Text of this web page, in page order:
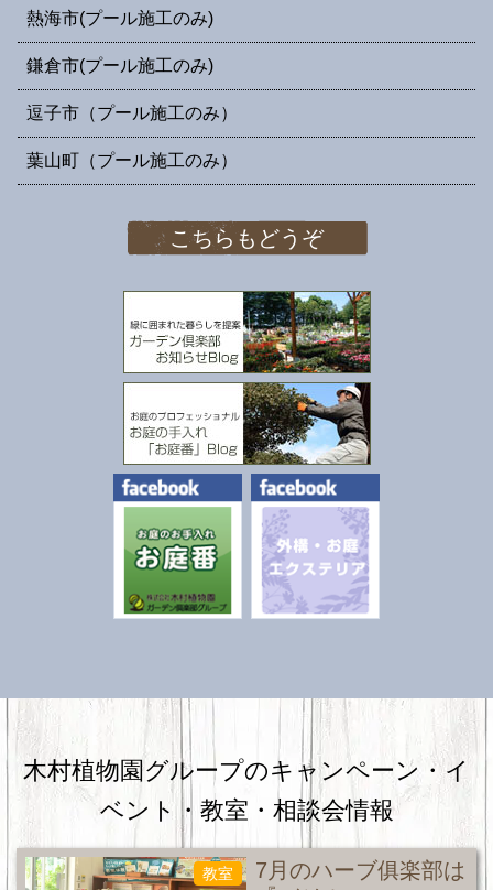
熱海市(プール施工のみ)
鎌倉市(プール施工のみ)
逗子市（プール施工のみ）
葉山町（プール施工のみ）
こちらもどうぞ
木村植物園グループのキャンペーン・イ
ベント・教室・相談会情報
教室
7月のハーブ俱楽部は